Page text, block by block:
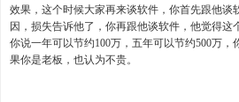
效果，这个时候大家再来谈软件，你首先跟他谈
因，损失告诉他了，你再跟他谈软件，他觉得这
你说一年可以节约100万，五年可以节约500万，
果你是老板，也认为不贵。